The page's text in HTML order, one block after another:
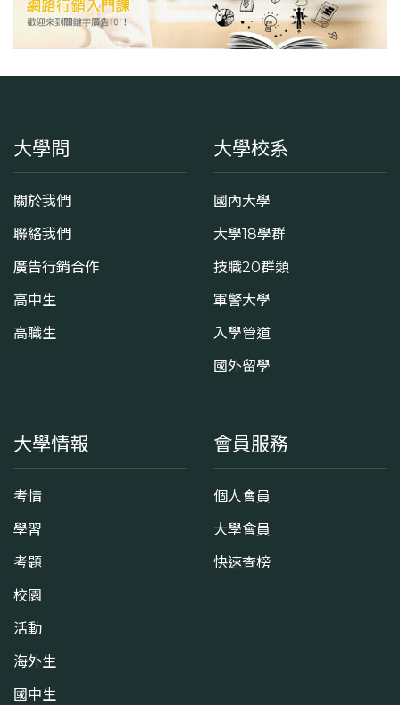
學系地址
嘉義縣民雄鄉大學路一段168號
大學問
關於我們
聯絡我們
廣告行銷合作
高中生
高職生
大學校系
國內大學
大學18學群
技職20群類
軍警大學
入學管道
國外留學
大學情報
考情
學習
考題
校園
活動
海外生
國中生
會員服務
個人會員
大學會員
快速查榜